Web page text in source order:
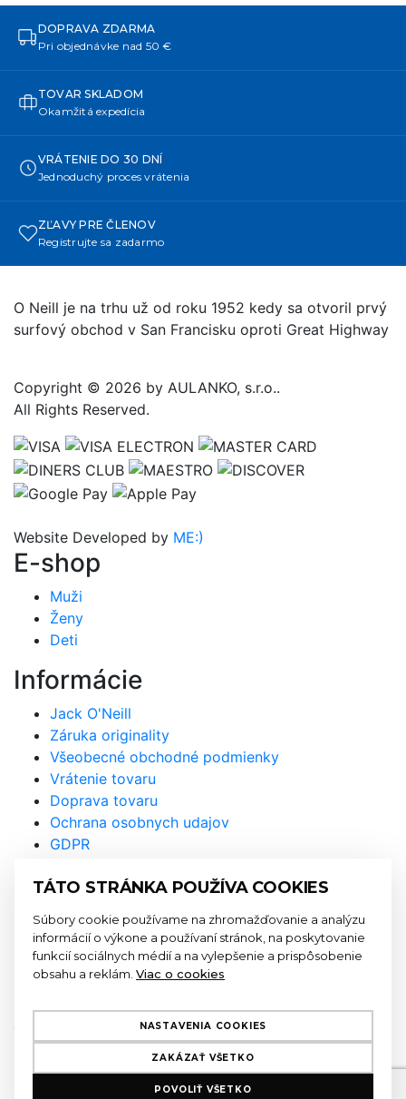
DOPRAVA ZDARMA
Pri objednávke nad 50 €
TOVAR SKLADOM
Okamžitá expedícia
VRÁTENIE DO 30 DNÍ
Jednoduchý proces vrátenia
ZĽAVY PRE ČLENOV
Registrujte sa zadarmo
O Neill je na trhu už od roku 1952 kedy sa otvoril prvý
surfový obchod v San Francisku oproti Great Highway
Copyright © 2026 by AULANKO, s.r.o..
All Rights Reserved.
Website Developed by ME:)
E-shop
Muži
Ženy
Deti
Informácie
Jack O'Neill
Záruka originality
Všeobecné obchodné podmienky
Vrátenie tovaru
Doprava tovaru
Ochrana osobnych udajov
GDPR
Prihláste sa na odber
newslettra a nenechajte si újsť
naše akcie a novinky
osobných údajov
E-mailová adresa má nesprávny tvar
TÁTO STRÁNKA POUŽÍVA COOKIES
Súbory cookie používame na zhromažďovanie a analýzu
informácií o výkone a používaní stránok, na poskytovanie
funkcií sociálnych médií a na vylepšenie a prispôsobenie
obsahu a reklám. Viac o cookies
NASTAVENIA COOKIES
ZAKÁZAŤ VŠETKO
POVOLIŤ VŠETKO